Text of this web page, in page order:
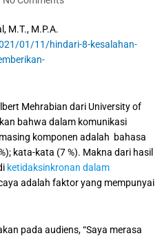
M.T., M.P.A.
01/11/hindari-8-kesalahan-
Mehrabian dari University of
bahwa dalam komunikasi
komponen adalah bahasa
kata-kata (7 %). Makna dari hasil
ketidaksinkronan dalam
adalah faktor yang mempunyai
pada audiens, “Saya merasa